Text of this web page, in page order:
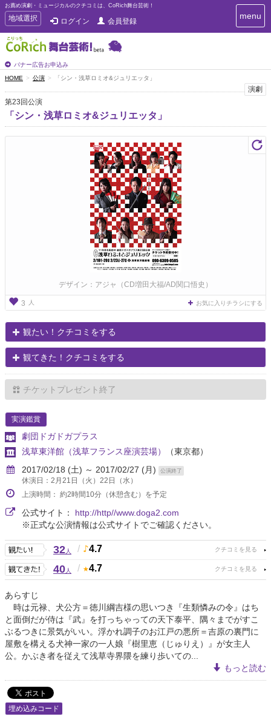
お薦め演劇・ミュージカルのクチコミは、CoRich舞台芸術！
T
o
g
g
e
n
a
v
地域選択 ログイン 会員登録
バナー広告お申込み
T
o
i
g
menu
HOME 公演 「シン・浅草ロミオ&ジュリエッタ」
演劇
第23回公演
「シン・浅草ロミオ&ジュリエッタ」
デザイン：アジャ（CD増田大福/AD関口悟史）
3 人 お気に入りチラシにする
観たい！クチコミをする
観てきた！クチコミをする
チケットプレゼント終了
実演鑑賞
劇団ドガドガプラス
浅草東洋館（浅草フランス座演芸場）
（東京都）
2017/02/18 (土) ～ 2017/02/27 (月)
公演終了
休演日：2月21日（火）22日（水）
上演時間： 約2時間10分（休憩含む）を予定
公式サイト： http://http//www.doga2.com
※正式な公演情報は公式サイトでご確認ください。
32人 / 4.7
40人 / 4.7
あらすじ
時は元禄、犬公方＝徳川綱吉様の思いつき『生類憐みの令』はち
と面倒だが侍は『武』を打っちゃっての天下泰平、隅々までがすこ
ぶるつきに景気がいい。浮かれ調子のお江戸の悪所＝吉原の裏門に
屋敷を構える犬神一家の一人娘『樹里恵（じゅりえ）』が女主人
公。かぶき者を従えて浅草寺界隈を練り歩いての...
もっと読む
埋め込みコード